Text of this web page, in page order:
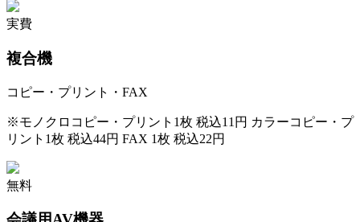
実費
複合機
コピー・プリント・FAX
※モノクロコピー・プリント1枚 税込11円 カラーコピー・プ
リント1枚 税込44円 FAX 1枚 税込22円
無料